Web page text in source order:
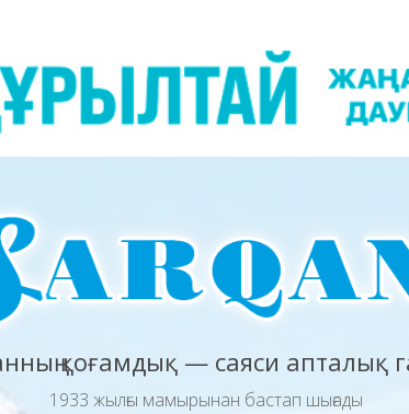
қоғамдық — саяси апталық
1933 жылғы мамырынан бастап шығады